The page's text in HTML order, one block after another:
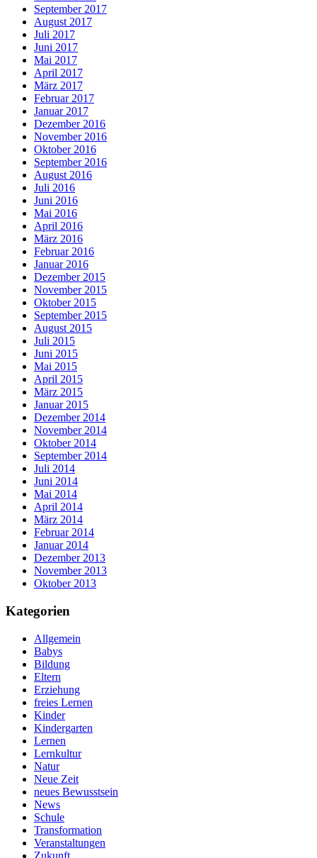
September 2017
August 2017
Juli 2017
Juni 2017
Mai 2017
April 2017
März 2017
Februar 2017
Januar 2017
Dezember 2016
November 2016
Oktober 2016
September 2016
August 2016
Juli 2016
Juni 2016
Mai 2016
April 2016
März 2016
Februar 2016
Januar 2016
Dezember 2015
November 2015
Oktober 2015
September 2015
August 2015
Juli 2015
Juni 2015
Mai 2015
April 2015
März 2015
Januar 2015
Dezember 2014
November 2014
Oktober 2014
September 2014
Juli 2014
Juni 2014
Mai 2014
April 2014
März 2014
Februar 2014
Januar 2014
Dezember 2013
November 2013
Oktober 2013
Kategorien
Allgemein
Babys
Bildung
Eltern
Erziehung
freies Lernen
Kinder
Kindergarten
Lernen
Lernkultur
Natur
Neue Zeit
neues Bewusstsein
News
Schule
Transformation
Veranstaltungen
Zukunft